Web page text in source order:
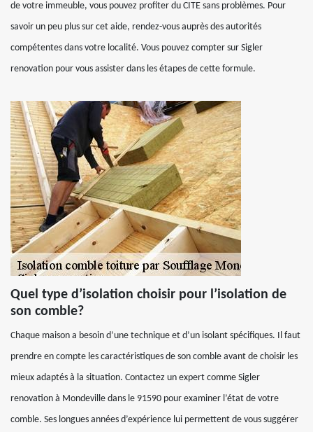
de votre immeuble, vous pouvez profiter du CITE sans problèmes. Pour
savoir un peu plus sur cet aide, rendez-vous auprès des autorités
compétentes dans votre localité. Vous pouvez compter sur Sigler
renovation pour vous assister dans les étapes de cette formule.
Quel type d’isolation choisir pour l’isolation de
son comble?
Chaque maison a besoin d’une technique et d’un isolant spécifiques. Il faut
prendre en compte les caractéristiques de son comble avant de choisir les
mieux adaptés à la situation. Contactez un expert comme Sigler
renovation à Mondeville dans le 91590 pour examiner l’état de votre
comble. Ses longues années d’expérience lui permettent de vous suggérer